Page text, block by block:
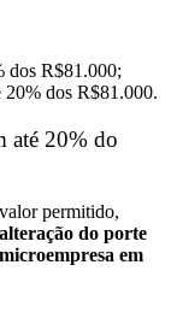
dos R$81.000;
20% dos R$81.000.
até 20% do
permitido,
do porte
em